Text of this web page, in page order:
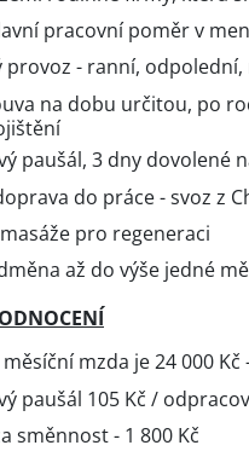
pracovní poměr v
provoz - ranní,
na dobu určitou, po
paušál, 3 dny dovolené
do práce - svoz z
pro regeneraci
až do výše jedné
mzda je 24 000 Kč
paušál 105 Kč /
směnnost - 1 800 Kč